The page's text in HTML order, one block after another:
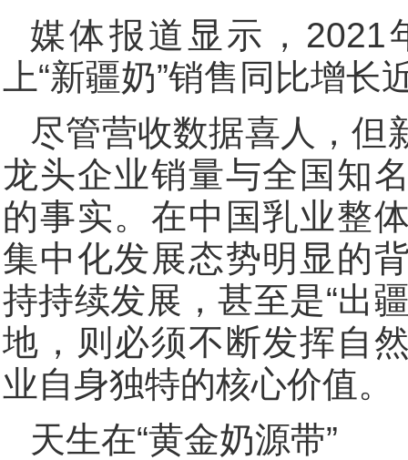
媒体报道显示，2021
上“新疆奶”销售同比增长
尽管营收数据喜人，但
龙头企业销量与全国知
的事实。在中国乳业整
集中化发展态势明显的
持持续发展，甚至是“出
地，则必须不断发挥自
业自身独特的核心价值。
天生在“黄金奶源带”